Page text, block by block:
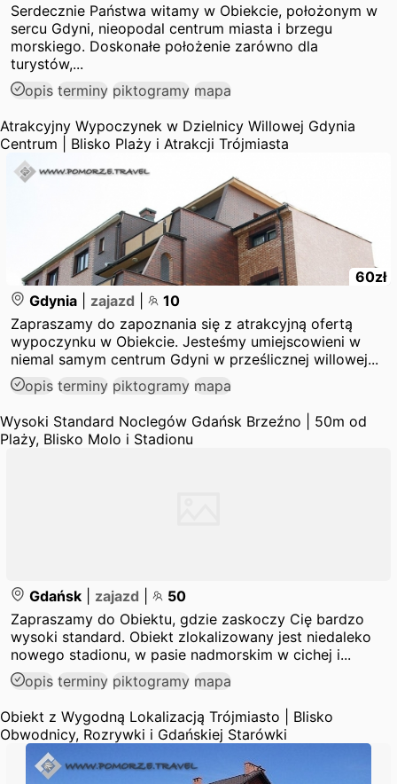
Serdecznie Państwa witamy w Obiekcie, położonym w
sercu Gdyni, nieopodal centrum miasta i brzegu
morskiego. Doskonałe położenie zarówno dla
turystów,...
opis terminy piktogramy mapa
Atrakcyjny Wypoczynek w Dzielnicy Willowej Gdynia
Centrum | Blisko Plaży i Atrakcji Trójmiasta
60zł
Gdynia
zajazd
10
Zapraszamy do zapoznania się z atrakcyjną ofertą
wypoczynku w Obiekcie. Jesteśmy umiejscowieni w
niemal samym centrum Gdyni w prześlicznej willowej...
opis terminy piktogramy mapa
Wysoki Standard Noclegów Gdańsk Brzeźno | 50m od
Plaży, Blisko Molo i Stadionu
Gdańsk zajazd
50
Zapraszamy do Obiektu, gdzie zaskoczy Cię bardzo
wysoki standard. Obiekt zlokalizowany jest niedaleko
nowego stadionu, w pasie nadmorskim w cichej i...
opis terminy piktogramy mapa
Obiekt z Wygodną Lokalizacją Trójmiasto | Blisko
Obwodnicy, Rozrywki i Gdańskiej Starówki